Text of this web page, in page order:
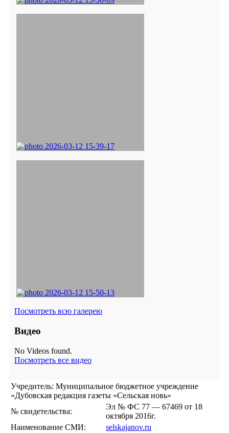
Посмотреть всю галерею
Видео
No Videos found.
Посмотреть все видео
Учредитель: Муниципальное бюджетное учреждение
«Дубовская редакция газеты «Сельская новь»
№ свидетельства:
Эл № ФС 77 — 67469 от 18
октября 2016г.
Наименование СМИ:
selskajanov.ru